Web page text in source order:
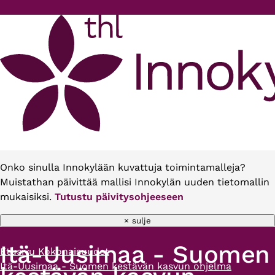
Onko sinulla Innokylään kuvattuja toimintamalleja?
Muistathan päivittää mallisi Innokylän uuden tietomallin
mukaisiksi. Tutustu päivitysohjeeseen
× sulje
Murupolku
Etusivu Kokonaisuudet
Itä-Uusimaa - Suomen kestävän kasvun ohjelma
Itä-Uusimaa - Suomen